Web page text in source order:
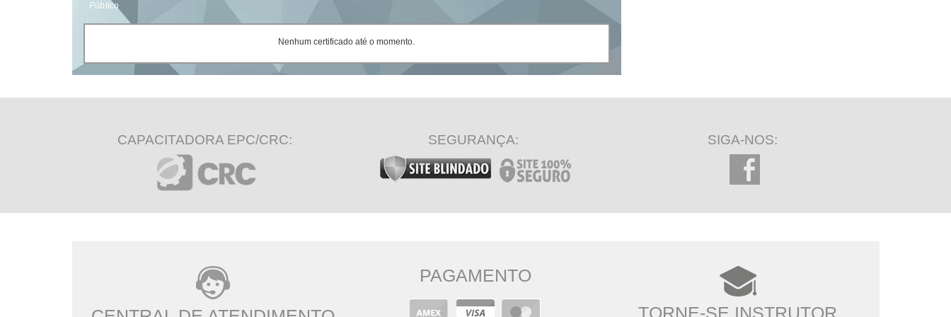
Público
Nenhum certificado até o momento.
CAPACITADORA EPC/CRC: SEGURANÇA: SIGA-NOS:
PAGAMENTO
TORNE-SE INSTRUTOR